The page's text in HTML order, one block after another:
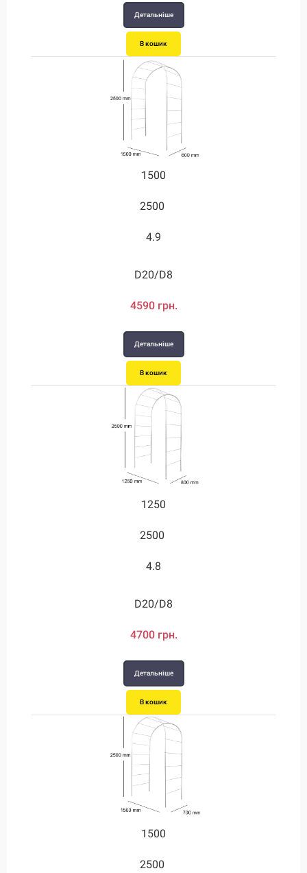
Детальніше
В кошик
1500
2500
4.9
D20/D8
4590 грн.
Детальніше
В кошик
1250
2500
4.8
D20/D8
4700 грн.
Детальніше
В кошик
1500
2500